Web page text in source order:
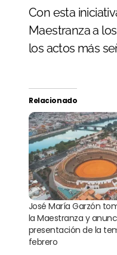
Con esta
Maestranza a
los actos más
Relacionado
José María Garzón
la Maestranza y
presentación de la
febrero